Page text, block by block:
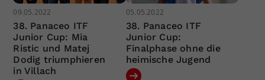
09.05.2022
38. Panaceo ITF
Junior Cup: Mia
Ristic und Matej
Dodig triumphieren
in Villach
05.05.2022
38. Panaceo ITF
Junior Cup:
Finalphase ohne die
heimische Jugend